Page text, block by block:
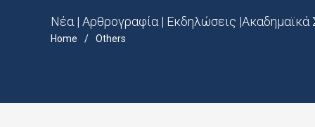
Νέα | Αρθρογραφία | Εκδηλώσεις |Ακαδημαϊκά
Home Others